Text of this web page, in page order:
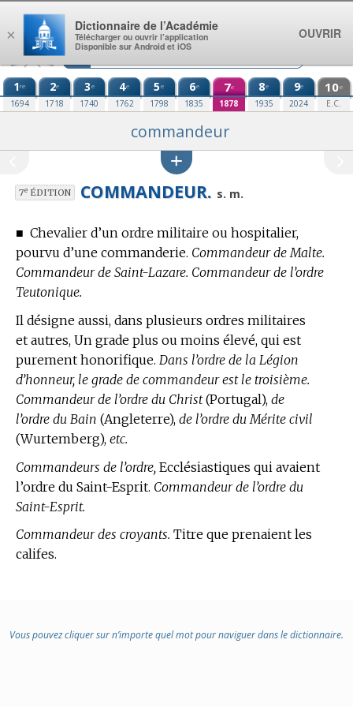
Aller au contenu
1re
1694
2e
1718
3e
1740
4e
1762
5e
1798
6e
1835
7e
1878
8e
1935
9e
2024
10e
E.C.
commandeur
7eÉDITION COMMANDEUR. s. m.
■ Chevalier d’un ordre militaire ou hospitalier,
pourvu d’une commanderie. Commandeur de Malte.
Commandeur de Saint-Lazare. Commandeur de l’ordre
Teutonique.
Il désigne aussi, dans plusieurs ordres militaires
et autres, Un grade plus ou moins élevé, qui est
purement honorifique. Dans l’ordre de la Légion
d’honneur, le grade de commandeur est le troisième.
Commandeur de l’ordre du Christ(Portugal), de
l’ordre du Bain (Angleterre), de l’ordre du Mérite civil
(Wurtemberg), etc.
Commandeurs de l’ordre, Ecclésiastiques qui avaient
l’ordre du Saint-Esprit. Commandeur de l’ordre du
Saint-Esprit.
Commandeur des croyants. Titre que prenaient les
califes.
Vous pouvez cliquer sur n’importe quel mot pour naviguer dans le dictionnaire.
×
Dictionnaire de l’Académie
Télécharger ou ouvrir l’application
Disponible sur Android et iOS
OUVRIR